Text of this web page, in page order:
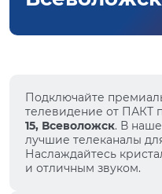
Подключайте
телевидение от ПАКТ
15, Всеволожск. В
лучшие телеканалы
Наслаждайтесь
и отличным звуком.